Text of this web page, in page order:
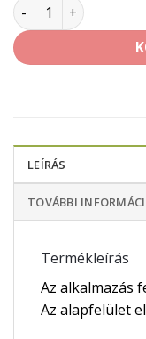
HÉRA folttakaró
LEÍRÁS
TOVÁBBI
Termékleírás
Az alkalmazás
Az alapfelület